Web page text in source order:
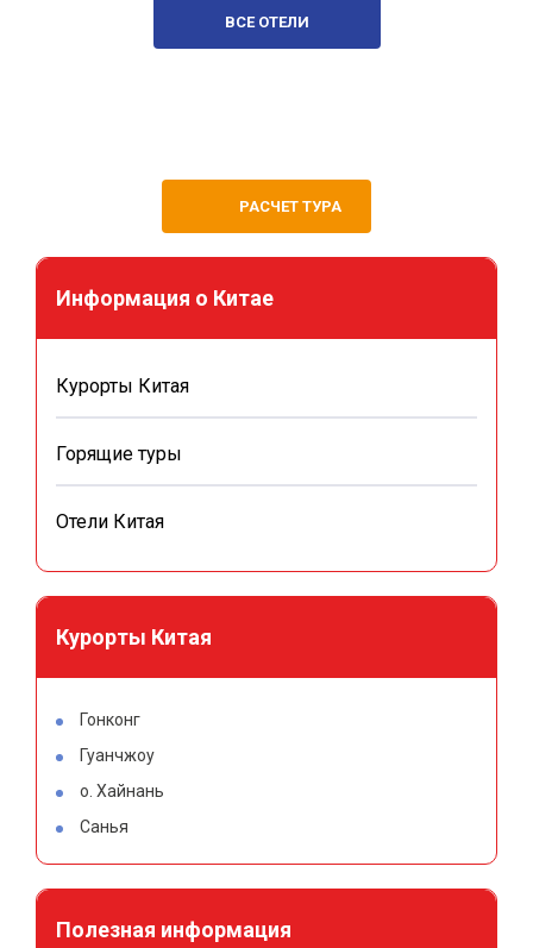
ВСЕ ОТЕЛИ
РАСЧЕТ ТУРА
Информация о Китае
Курорты Китая
Горящие туры
Отели Китая
Курорты Китая
Гонконг
Гуанчжоу
о. Хайнань
Санья
Полезная информация